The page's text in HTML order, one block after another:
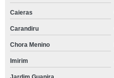
Caieras
Carandiru
Chora Menino
Imirim